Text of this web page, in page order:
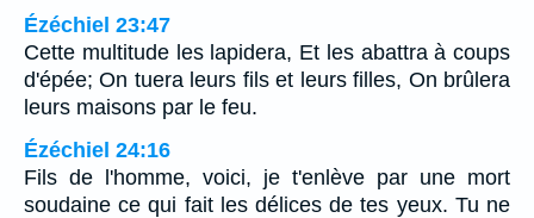
Ézéchiel 23:47
Cette multitude les lapidera, Et les abattra à coups
d'épée; On tuera leurs fils et leurs filles, On brûlera
leurs maisons par le feu.
Ézéchiel 24:16
Fils de l'homme, voici, je t'enlève par une mort
soudaine ce qui fait les délices de tes yeux. Tu ne